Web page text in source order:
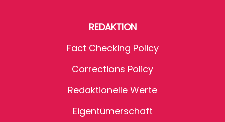
REDAKTION
Fact Checking Policy
Corrections Policy
Redaktionelle Werte
Eigentümerschaft